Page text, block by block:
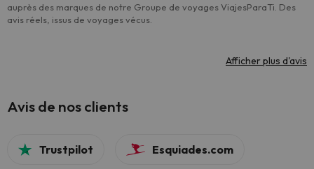
auprès des marques de notre Groupe de voyages ViajesParaTi. Des
avis réels, issus de voyages vécus.
Afficher plus d'avis
Avis de nos clients
Trustpilot Esquiades.com